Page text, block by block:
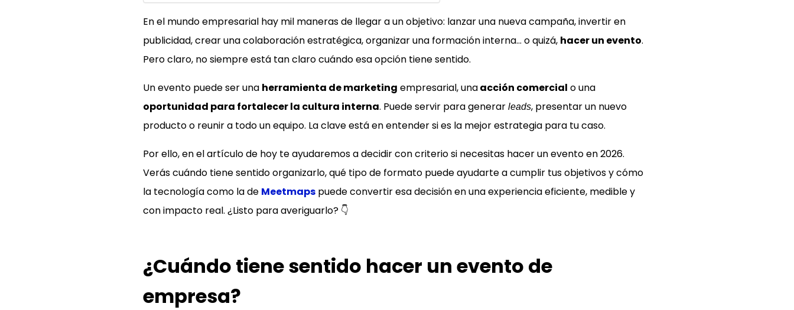
En el mundo empresarial hay mil maneras de llegar a un objetivo: lanzar una nueva campaña, invertir en
publicidad, crear una colaboración estratégica, organizar una formación interna… o quizá, hacer un evento.
Pero claro, no siempre está tan claro cuándo esa opción tiene sentido.
Un evento puede ser una herramienta de marketing empresarial, unaacción comercial o una
oportunidad para fortalecer la cultura interna. Puede servir para generar leads, presentar un nuevo
producto o reunir a todo un equipo. La clave está en entender si es la mejor estrategia para tu caso.
Por ello, en el artículo de hoy te ayudaremos a decidir con criterio si necesitas hacer un evento en 2026.
Verás cuándo tiene sentido organizarlo, qué tipo de formato puede ayudarte a cumplir tus objetivos y cómo
la tecnología como la de Meetmaps puede convertir esa decisión en una experiencia eficiente, medible y
con impacto real. ¿Listo para averiguarlo? 👇
¿Cuándo tiene sentido hacer un evento de
empresa?